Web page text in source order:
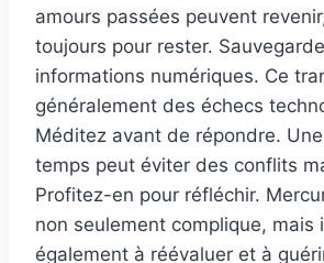
amours passées peuvent
toujours pour rester.
informations numériques. Ce
généralement des échecs
Méditez avant de répondre.
temps peut éviter des conflits
Profitez-en pour réfléchir.
non seulement complique, mais
également à réévaluer et à